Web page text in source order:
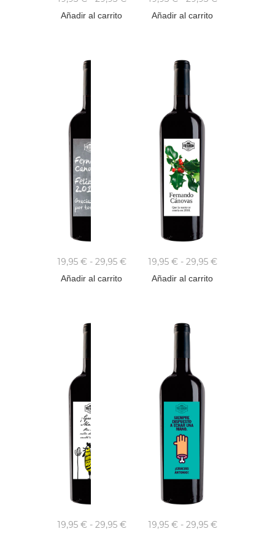
Añadir al carrito Añadir al carrito
19,95 € - 29,95 €
Añadir al carrito
19,95 € - 29,95 €
Añadir al carrito
19,95 € - 29,95 € 19,95 € - 29,95 €